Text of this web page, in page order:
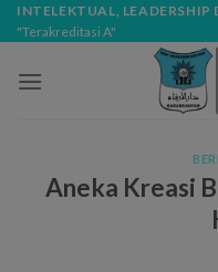
Skip
to
INTELEKTUAL, LEADERSHIP
"Terakreditasi A"
Aneka Kreasi
modal-check